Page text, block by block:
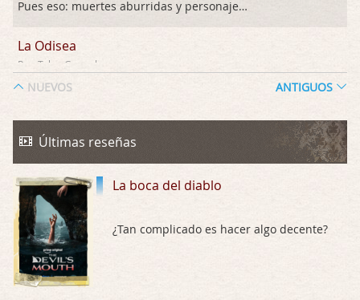
Pues eso: muertes aburridas y personajes p …
La Odisea
Por: Talan Gwynek
La Odisea
Por: Draghann
Trance
Por: Luar
Buena película, buen director y buenos ac …
El señor de las moscas
Por: Luar
NUEVOS ANTIGUOS
Últimas reseñas
La boca del diablo
¿Tan complicado es hacer algo decente?